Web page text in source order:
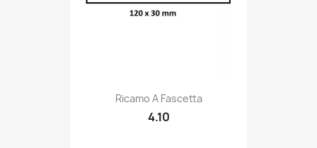
Quick view
Ricamo A Fascetta
4.10